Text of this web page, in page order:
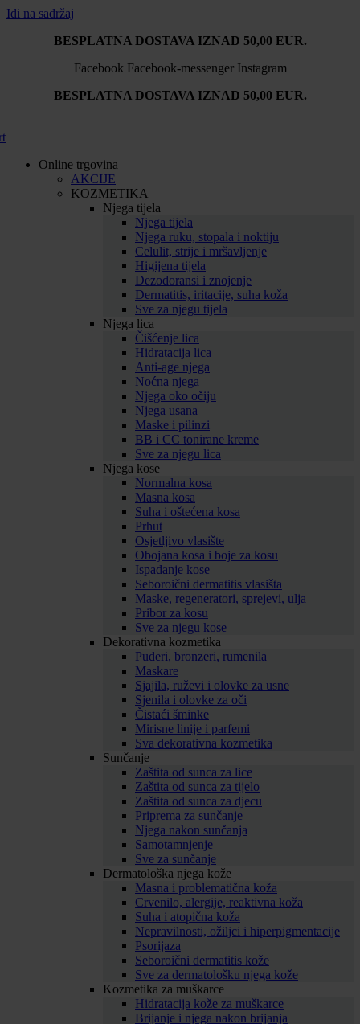
Idi na sadržaj
BESPLATNA DOSTAVA IZNAD 50,00 EUR.
Facebook Facebook-messenger Instagram
BESPLATNA DOSTAVA IZNAD 50,00 EUR.
Online trgovina
AKCIJE
KOZMETIKA
Njega tijela
Njega tijela
Njega ruku, stopala i noktiju
Celulit, strije i mršavljenje
Higijena tijela
Dezodoransi i znojenje
Dermatitis, iritacije, suha koža
Sve za njegu tijela
Njega lica
Čišćenje lica
Hidratacija lica
Anti-age njega
Noćna njega
Njega oko očiju
Njega usana
Maske i pilinzi
BB i CC tonirane kreme
Sve za njegu lica
Njega kose
Normalna kosa
Masna kosa
Suha i oštećena kosa
Prhut
Osjetljivo vlasište
Obojana kosa i boje za kosu
Ispadanje kose
Seboroični dermatitis vlasišta
Maske, regeneratori, sprejevi, ulja
Pribor za kosu
Sve za njegu kose
Dekorativna kozmetika
Puderi, bronzeri, rumenila
Maskare
Sjajila, ruževi i olovke za usne
Sjenila i olovke za oči
Čistaći šminke
Mirisne linije i parfemi
Sva dekorativna kozmetika
Sunčanje
Zaštita od sunca za lice
Zaštita od sunca za tijelo
Zaštita od sunca za djecu
Priprema za sunčanje
Njega nakon sunčanja
Samotamnjenje
Sve za sunčanje
Dermatološka njega kože
Masna i problematična koža
Crvenilo, alergije, reaktivna koža
Suha i atopična koža
Nepravilnosti, ožiljci i hiperpigmentacije
Psorijaza
Seboroični dermatitis kože
Sve za dermatološku njega kože
Kozmetika za muškarce
Hidratacija kože za muškarce
Brijanje i njega nakon brijanja